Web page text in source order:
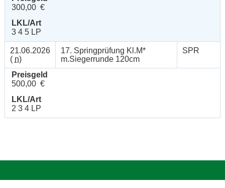
300,00 €
LKL/Art
3 4 5 LP
21.06.2026
( n)
17. Springprüfung Kl.M*
m.Siegerrunde 120cm
SPR
Preisgeld
500,00 €
LKL/Art
2 3 4 LP